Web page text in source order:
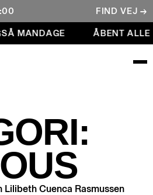
FIND VEJ →
— også mandage
MANDAGE ÅBENT
Cuenca Rasmussen